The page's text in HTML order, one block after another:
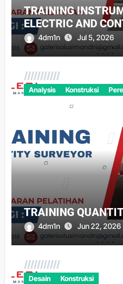
TRAINING
ELECTRIC AND
4dm1n Jul 5, 2026
Analysis Konstruksi
TRAINING
4dm1n Jun 22, 2026
Desain Konstruksi